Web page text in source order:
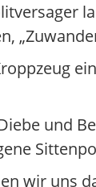
und
wir uns